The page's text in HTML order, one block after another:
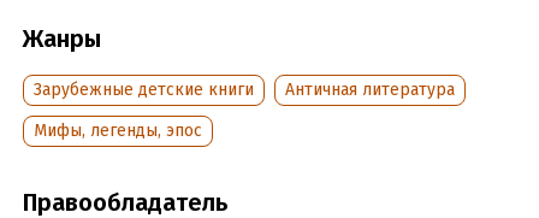
Подробная информация
Объем:2049
Год издания: 2016
Время на чтение:
Жанры
Зарубежные детские книги
Античная литература
Мифы, легенды, эпос
Правообладатель